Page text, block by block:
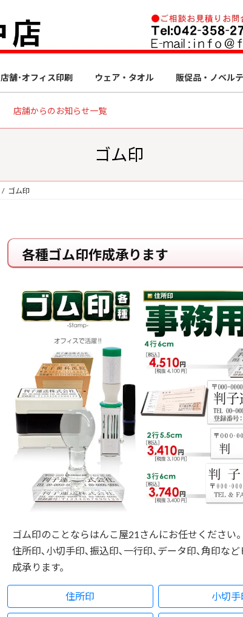
店舗･オフィス印刷 ウェア・タオル 販促品・ノベル
店舗からのお知らせ一覧
ゴム印
ゴム印
各種ゴム印作成承ります
ゴム印のことならはんこ屋21さんにお任せください。
住所印､小切手印､振込印､一行印､データ印､角印な
成承ります。
住所印 小切手